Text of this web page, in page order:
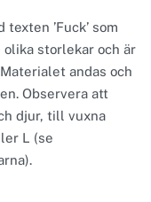
’Fuck’ som
olika storlekar och är
andas och
Observera att
djur, till vuxna
L (se